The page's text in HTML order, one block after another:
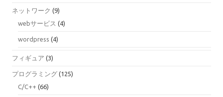
ネットワーク (9)
webサービス (4)
wordpress (4)
フィギュア (3)
プログラミング (125)
C/C++ (66)